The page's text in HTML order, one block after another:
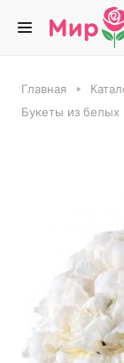
Главная
Букеты из белых